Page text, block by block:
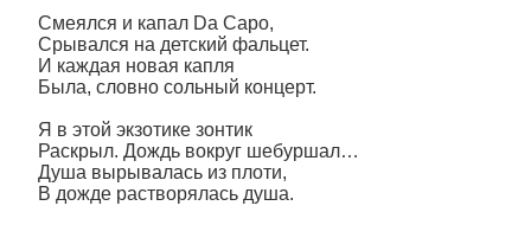
Смеялся и капал Da Capo,
Срывался на детский фальцет.
И каждая новая капля
Была, словно сольный концерт.
Я в этой экзотике зонтик
Раскрыл. Дождь вокруг шебуршал…
Душа вырывалась из плоти,
В дожде растворялась душа.